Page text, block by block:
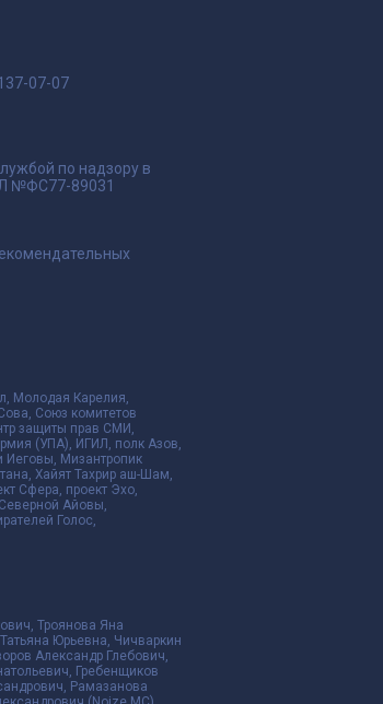
07-07
по надзору в
№ФС77-89031
Молодая Карелия,
Союз комитетов
защиты прав СМИ,
(УПА), ИГИЛ, полк Азов,
Иеговы, Мизантропик
Хайят Тахрир аш-Шам,
Сфера, проект Эхо,
Айовы,
Голос,
Троянова Яна
Юрьевна, Чичваркин
Александр Глебович,
Гребенщиков
Рамазанова